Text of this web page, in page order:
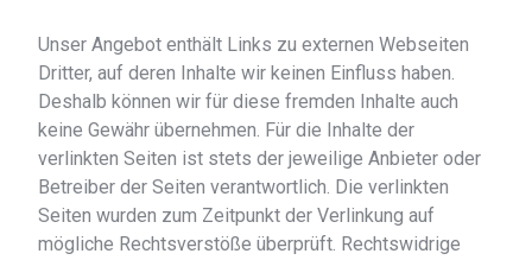
Unser Angebot enthält Links zu externen Webseiten
Dritter, auf deren Inhalte wir keinen Einfluss haben.
Deshalb können wir für diese fremden Inhalte auch
keine Gewähr übernehmen. Für die Inhalte der
verlinkten Seiten ist stets der jeweilige Anbieter oder
Betreiber der Seiten verantwortlich. Die verlinkten
Seiten wurden zum Zeitpunkt der Verlinkung auf
mögliche Rechtsverstöße überprüft. Rechtswidrige